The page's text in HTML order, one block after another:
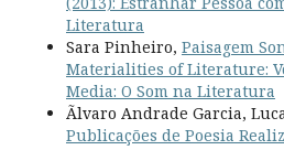
Literatura
Sara Pinheiro, Paisagem
Materialities of Literature:
Media: O Som na Literatura
Ãlvaro Andrade Garcia,
Publicações de Poesia